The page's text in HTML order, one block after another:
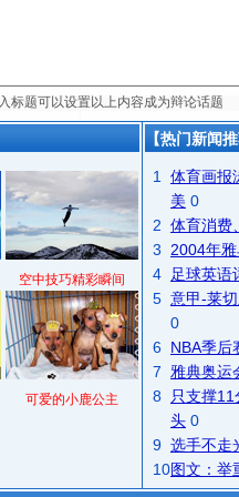
空中技巧精彩瞬间
可爱的小鹿公主
【热门新闻
1
体育画报
美 0
2 体育消费
3
2004年
4
足球英语
5 意甲-莱
0
6 NBA季后
7
雅典奥运
8
只支撑
头 0
9 选手不走
10图文：举